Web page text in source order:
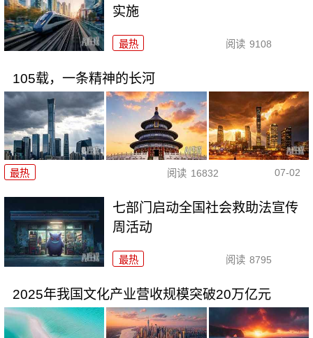
实施
最热 阅读 9108
105载，一条精神的长河
最热 阅读 16832 07-02
七部门启动全国社会救助法宣传
周活动
最热 阅读 8795
2025年我国文化产业营收规模突破20万亿元